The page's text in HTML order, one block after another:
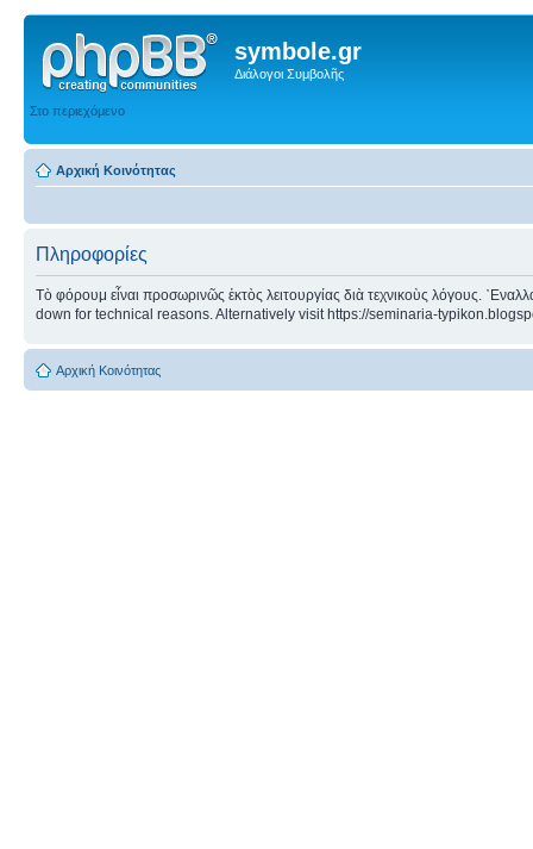
symbole.gr
Διάλογοι Συμβολῆς
Στο περιεχόμενο
Αρχική Κοινότητας
Πληροφορίες
Τὸ φόρουμ εἶναι προσωρινῶς ἐκτὸς λειτουργίας διὰ τεχνικοὺς λόγους.
down for technical reasons. Alternatively visit https://seminaria-
Αρχική Κοινότητας